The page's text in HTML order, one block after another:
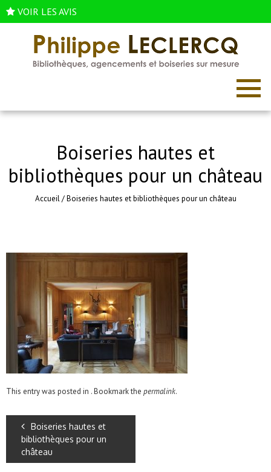
VOIR LES AVIS
Boiseries hautes et
bibliothèques pour un château
Accueil/Boiseries hautes et bibliothèques pour un château
This entry was posted in . Bookmark the permalink.
Boiseries hautes et
bibliothèques pour un
château